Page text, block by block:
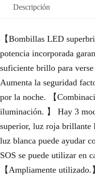
Descripción
【Bombillas LED
potencia incorporada
suficiente brillo para
Aumenta la seguridad
por la noche. 【
iluminación. 】 Hay 3
superior, luz roja brillante
luz blanca puede ayudar
SOS se puede utilizar en
【Ampliamente utilizado.